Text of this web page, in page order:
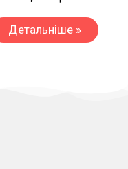
Детальніше »